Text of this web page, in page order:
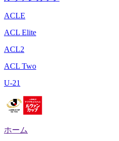
ACLE
ACL Elite
ACL2
ACL Two
U-21
ホーム